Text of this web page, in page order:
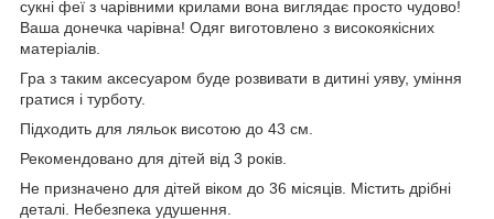
сукні феї з чарівними крилами вона виглядає просто чудово!
Ваша донечка чарівна! Одяг виготовлено з високоякісних
матеріалів.
Гра з таким аксесуаром буде розвивати в дитині уяву, уміння
гратися і турботу.
Підходить для ляльок висотою до 43 см.
Рекомендовано для дітей від 3 років.
Не призначено для дітей віком до 36 місяців. Містить дрібні
деталі. Небезпека удушення.